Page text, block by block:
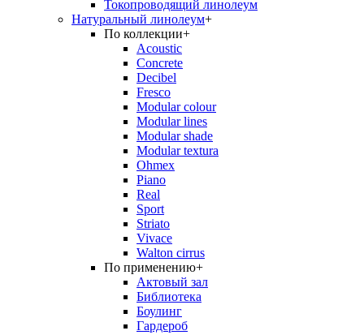
Токопроводящий линолеум
Натуральный линолеум+
По коллекции+
Acoustic
Concrete
Decibel
Fresco
Modular colour
Modular lines
Modular shade
Modular textura
Ohmex
Piano
Real
Sport
Striato
Vivace
Walton cirrus
По применению+
Актовый зал
Библиотека
Боулинг
Гардероб